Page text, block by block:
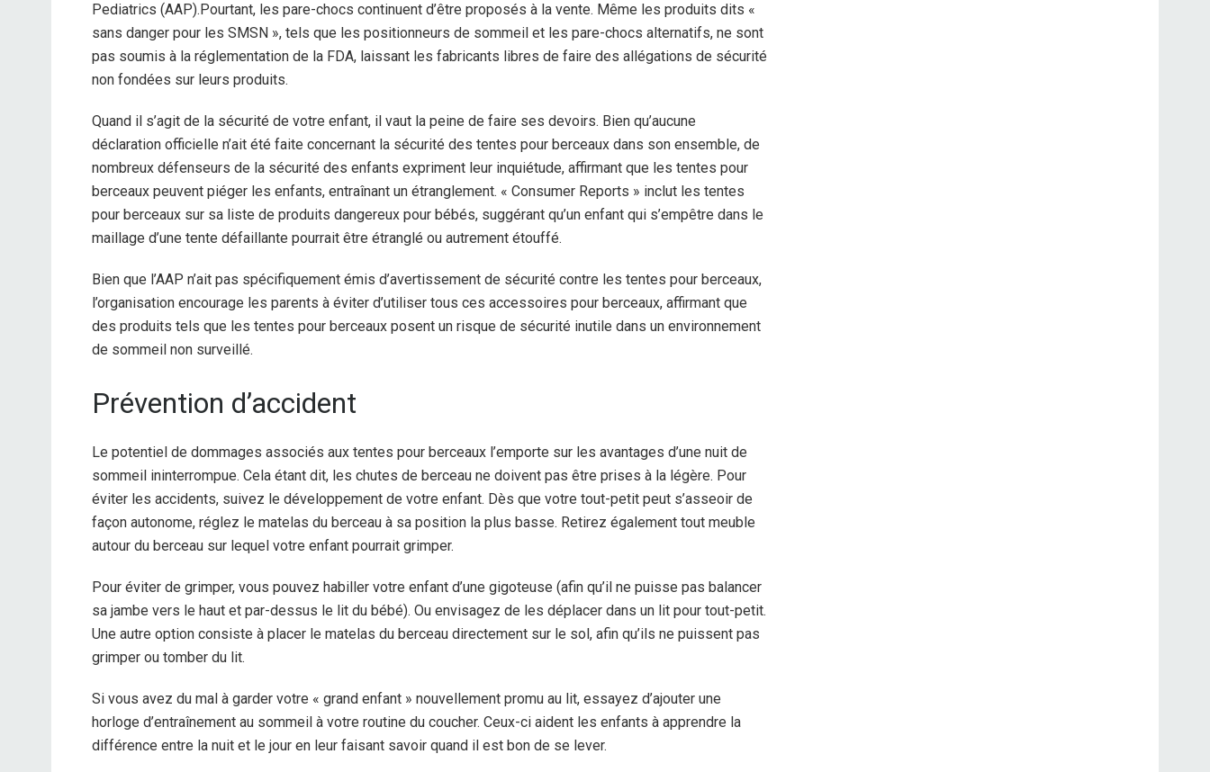
Pediatrics (AAP). Pourtant, les pare-chocs continuent d’être proposés à la vente. Même les produits dits «
sans danger pour les SMSN », tels que les positionneurs de sommeil et les pare-chocs alternatifs, ne sont
pas soumis à la réglementation de la FDA, laissant les fabricants libres de faire des allégations de sécurité
non fondées sur leurs produits.
Quand il s’agit de la sécurité de votre enfant, il vaut la peine de faire ses devoirs. Bien qu’aucune
déclaration officielle n’ait été faite concernant la sécurité des tentes pour berceaux dans son ensemble, de
nombreux défenseurs de la sécurité des enfants expriment leur inquiétude, affirmant que les tentes pour
berceaux peuvent piéger les enfants, entraînant un étranglement. « Consumer Reports » inclut les tentes
pour berceaux sur sa liste de produits dangereux pour bébés, suggérant qu’un enfant qui s’empêtre dans le
maillage d’une tente défaillante pourrait être étranglé ou autrement étouffé.
Bien que l’AAP n’ait pas spécifiquement émis d’avertissement de sécurité contre les tentes pour berceaux,
l’organisation encourage les parents à éviter d’utiliser tous ces accessoires pour berceaux, affirmant que
des produits tels que les tentes pour berceaux posent un risque de sécurité inutile dans un environnement
de sommeil non surveillé.
Prévention d’accident
Le potentiel de dommages associés aux tentes pour berceaux l’emporte sur les avantages d’une nuit de
sommeil ininterrompue. Cela étant dit, les chutes de berceau ne doivent pas être prises à la légère. Pour
éviter les accidents, suivez le développement de votre enfant. Dès que votre tout-petit peut s’asseoir de
façon autonome, réglez le matelas du berceau à sa position la plus basse. Retirez également tout meuble
autour du berceau sur lequel votre enfant pourrait grimper.
Pour éviter de grimper, vous pouvez habiller votre enfant d’une gigoteuse (afin qu’il ne puisse pas balancer
sa jambe vers le haut et par-dessus le lit du bébé). Ou envisagez de les déplacer dans un lit pour tout-petit.
Une autre option consiste à placer le matelas du berceau directement sur le sol, afin qu’ils ne puissent pas
grimper ou tomber du lit.
Si vous avez du mal à garder votre « grand enfant » nouvellement promu au lit, essayez d’ajouter une
horloge d’entraînement au sommeil à votre routine du coucher. Ceux-ci aident les enfants à apprendre la
différence entre la nuit et le jour en leur faisant savoir quand il est bon de se lever.